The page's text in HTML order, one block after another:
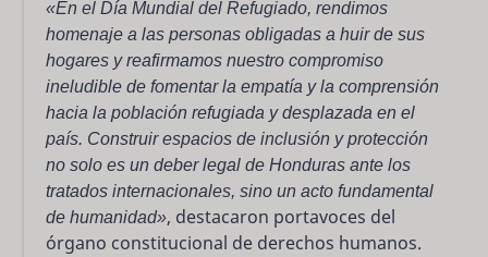
«En el Día Mundial del Refugiado, rendimos
homenaje a las personas obligadas a huir de sus
hogares y reafirmamos nuestro compromiso
ineludible de fomentar la empatía y la comprensión
hacia la población refugiada y desplazada en el
país. Construir espacios de inclusión y protección
no solo es un deber legal de Honduras ante los
tratados internacionales, sino un acto fundamental
de humanidad», destacaron portavoces del
órgano constitucional de derechos humanos.